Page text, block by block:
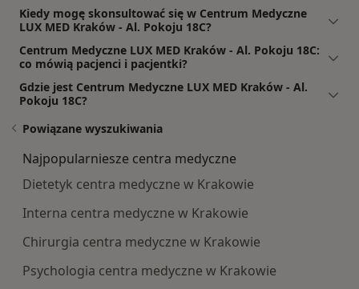
Kiedy mogę skonsultować się w Centrum Medyczne
LUX MED Kraków - Al. Pokoju 18C?
Centrum Medyczne LUX MED Kraków - Al. Pokoju 18C:
co mówią pacjenci i pacjentki?
Gdzie jest Centrum Medyczne LUX MED Kraków - Al.
Pokoju 18C?
Powiązane wyszukiwania
Najpopularniesze centra medyczne
Dietetyk centra medyczne w Krakowie
Interna centra medyczne w Krakowie
Chirurgia centra medyczne w Krakowie
Psychologia centra medyczne w Krakowie